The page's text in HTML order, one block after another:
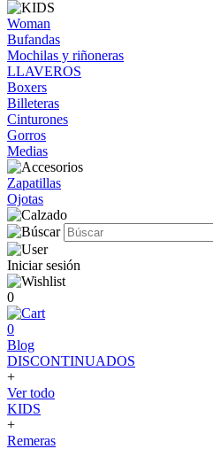
Woman
Bufandas
Mochilas y riñoneras
LLAVEROS
Boxers
Billeteras
Cinturones
Gorros
Medias
Zapatillas
Ojotas
Iniciar sesión
0
0
Blog
DISCONTINUADOS
+
Ver todo
KIDS
+
Remeras